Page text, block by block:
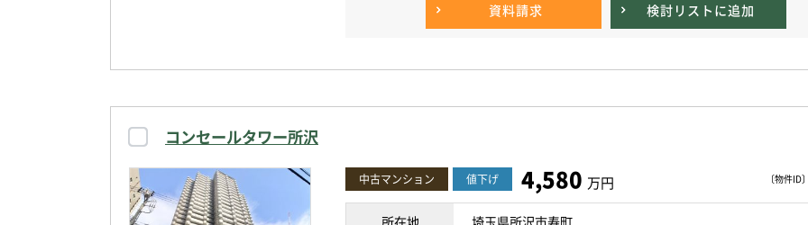
資料請求 検討リストに追加
コンセールタワー所沢
〔物件
中古マンション 値下げ 4,580 万円